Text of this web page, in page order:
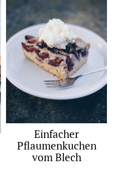
Einfacher
Pflaumenkuchen
vom Blech